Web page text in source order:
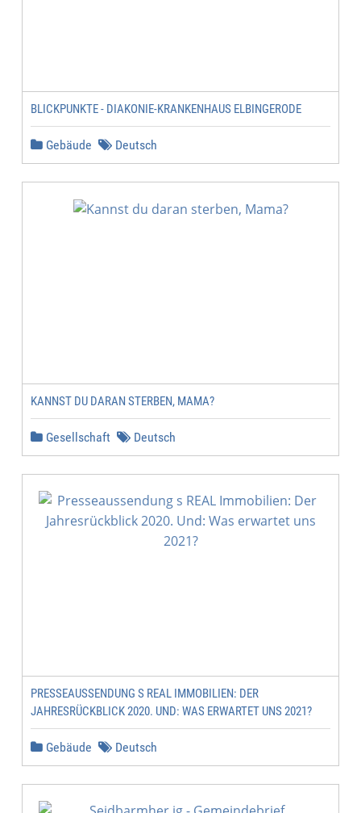
BLICKPUNKTE - DIAKONIE-KRANKENHAUS ELBINGERODE
Gebäude Deutsch
KANNST DU DARAN STERBEN, MAMA?
Gesellschaft Deutsch
PRESSEAUSSENDUNG S REAL IMMOBILIEN: DER
JAHRESRÜCKBLICK 2020. UND: WAS ERWARTET UNS 2021?
Gebäude Deutsch